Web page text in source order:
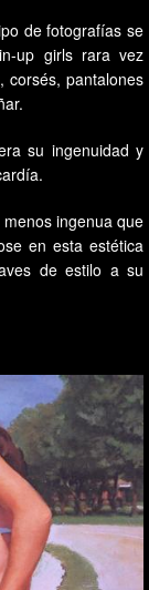
de fotografías se
up girls rara vez
pantalones
su ingenuidad y
ingenua que
en esta estética
de estilo a su